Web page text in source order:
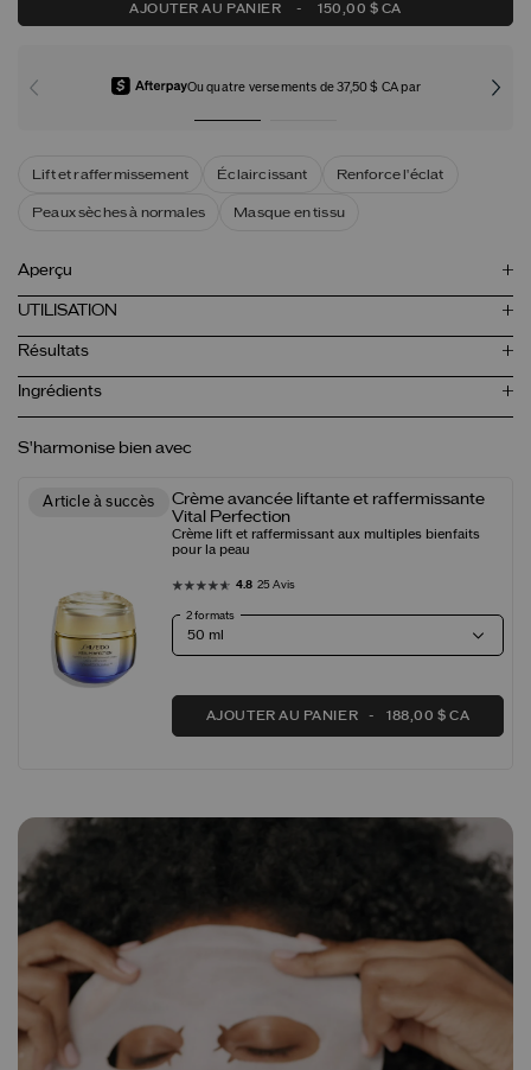
AJOUTER AU PANIER - 150,00 $ CA
Ou quatre versements de 37,50 $ CA par
Lift et raffermissement Éclaircissant Renforce l'éclat
Peaux sèches à normales Masque en tissu
Aperçu
UTILISATION
Résultats
Ingrédients
S'harmonise bien avec
Article à succès
Crème avancée liftante et raffermissante
Vital Perfection
Crème lift et raffermissant aux multiples bienfaits
pour la peau
4.8 25 Avis
2 formats
AJOUTER AU PANIER 188,00 $ CA